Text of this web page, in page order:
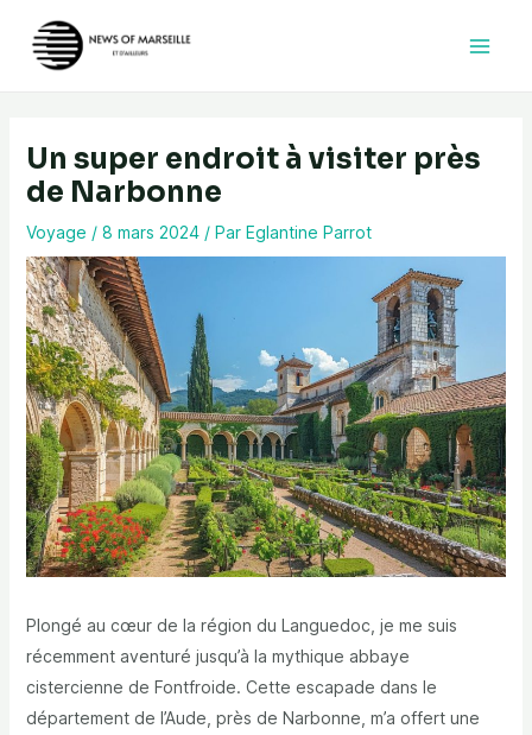
contenu
Un super endroit à visiter près
de Narbonne
Voyage / 8 mars 2024 / Par Eglantine Parrot
Plongé au cœur de la région du Languedoc, je me suis
récemment aventuré jusqu’à la mythique abbaye
cistercienne de Fontfroide. Cette escapade dans le
département de l’Aude, près de Narbonne, m’a offert une